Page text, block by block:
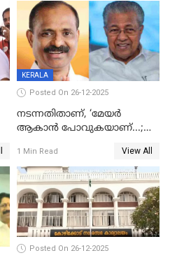
KERALA
Posted On 26-12-2025
നടന്നതിതാണ്, ‘മേയർ
ആകാൻ പോവുകയാണ്...;
മുഖ്യമന്ത്രിയുടെ ഓഫീസ്
തന്നെ വിശദീകരിയ്ക്കുന്നു;
സത്യമിതാണ്
1 Min Read View All
Posted On 26-12-2025